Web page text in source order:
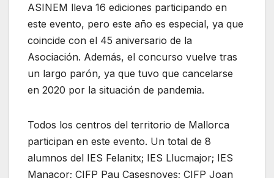
ASINEM lleva 16 ediciones participando en
este evento, pero este año es especial, ya que
coincide con el 45 aniversario de la
Asociación. Además, el concurso vuelve tras
un largo parón, ya que tuvo que cancelarse
en 2020 por la situación de pandemia.
Todos los centros del territorio de Mallorca
participan en este evento. Un total de 8
alumnos del IES Felanitx; IES Llucmajor; IES
Manacor; CIFP Pau Casesnoves; CIFP Joan